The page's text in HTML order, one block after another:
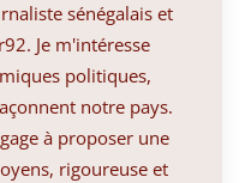
sénégalais et
Je m'intéresse
politiques,
notre pays.
à proposer une
rigoureuse et